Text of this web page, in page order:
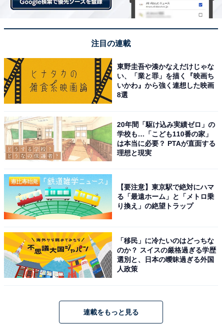
使った作業の効率をアップさせたい人には、おすすめの
【今日チェックしたい】パナソニックの人気商品5
選
パナソニック「EZ7421X-B」
注目の連載
東野圭吾や湊かなえだけじゃな
い、「業と罪」を描く『映画ち
いかわ』から強く連想した映画
8選
20年間「駆け込み実績ゼロ」の
学校も…「こども110番の家」
は本当に必要？ PTAが直面する
理想と現実
【要注意】東京駅で絶対にハマ
る「最遠ホーム」と「メトロ乗
り換え」の絶望トラップ
「移民」に冷たいのはどっちな
のか？ スイスの厳格過ぎる学歴
選別と、日本の曖昧過ぎる外国
人政策
連載をもっと見る